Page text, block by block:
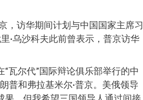
，访华期间计划与中国国家主席习
·乌沙科夫此前曾表示，普京访华
瓦尔代”国际辩论俱乐部举行的中
普和弗拉基米尔·普京。美俄领导